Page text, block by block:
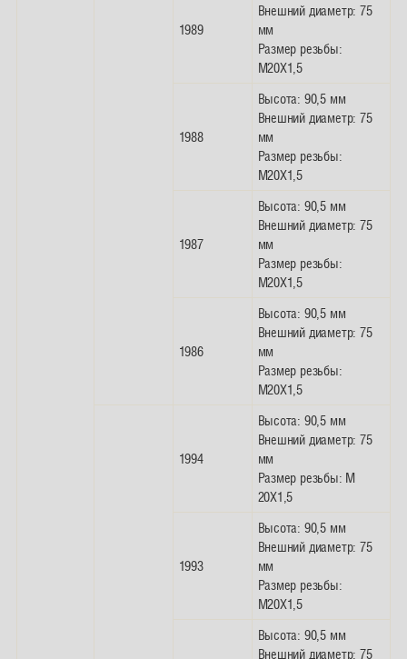
1989
Внешний диаметр: 75
мм
Размер резьбы:
M20X1,5
1988
Высота: 90,5 мм
Внешний диаметр: 75
мм
Размер резьбы:
M20X1,5
1987
Высота: 90,5 мм
Внешний диаметр: 75
мм
Размер резьбы:
M20X1,5
1986
Высота: 90,5 мм
Внешний диаметр: 75
мм
Размер резьбы:
M20X1,5
1994
Высота: 90,5 мм
Внешний диаметр: 75
мм
Размер резьбы: M
20X1,5
1993
Высота: 90,5 мм
Внешний диаметр: 75
мм
Размер резьбы:
M20X1,5
Высота: 90,5 мм
Внешний диаметр: 75